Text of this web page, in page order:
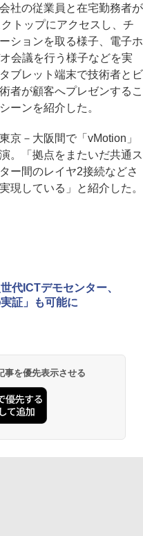
社の従業員と在宅勤務者が
トップにアクセスし、チ
ションを取る様子、電子ホ
会議を行う様子などを実
ブレット端末で技術者とビ
者が顧客へプレゼンするこ
ーンを紹介した。
－大阪間で「vMotion」
。「拠点をまたいだ共通ス
ー間のレイヤ2接続などさ
現している」と紹介した。
代ICTデモセンター、
証」も可能に
事を優先表示させる